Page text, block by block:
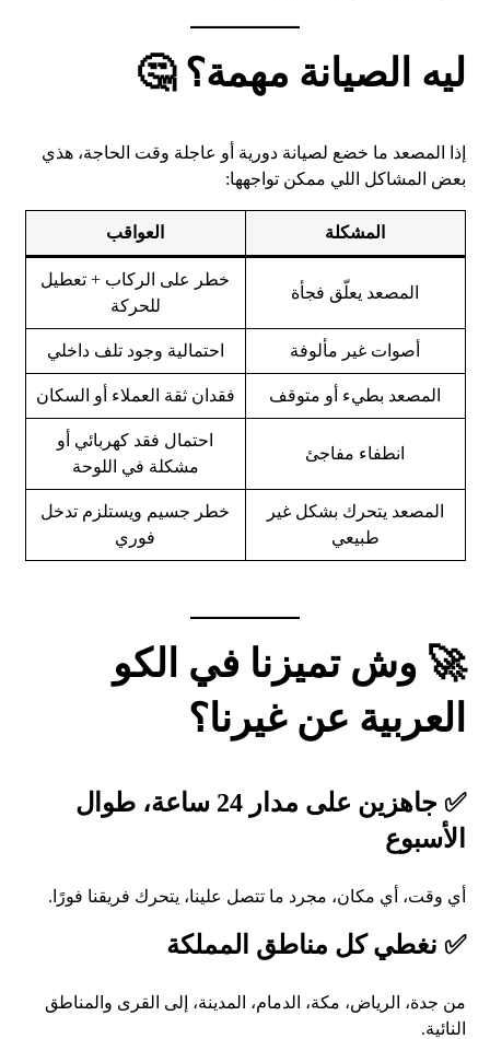
ليه الصيانة مهمة؟ 🤔
إذا المصعد ما خضع لصيانة دورية أو عاجلة وقت الحاجة، هذي
بعض المشاكل اللي ممكن تواجهها:
المشكلة العواقب
المصعد يعلّق فجأة
خطر على الركاب + تعطيل
للحركة
أصوات غير مألوفة احتمالية وجود تلف داخلي
المصعد بطيء أو متوقف فقدان ثقة العملاء أو السكان
انطفاء مفاجئ
احتمال فقد كهربائي أو
مشكلة في اللوحة
المصعد يتحرك بشكل غير
طبيعي
خطر جسيم ويستلزم تدخل
فوري
🚀 وش تميزنا في الكو
العربية عن غيرنا؟
✅ جاهزين على مدار 24 ساعة، طوال
الأسبوع
أي وقت، أي مكان، مجرد ما تتصل علينا، يتحرك فريقنا فورًا.
✅ نغطي كل مناطق المملكة
من جدة، الرياض، مكة، الدمام، المدينة، إلى القرى والمناطق
النائية.